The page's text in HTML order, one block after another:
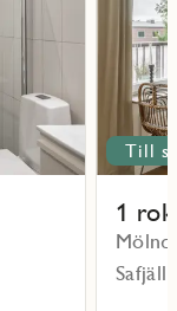
Till
1